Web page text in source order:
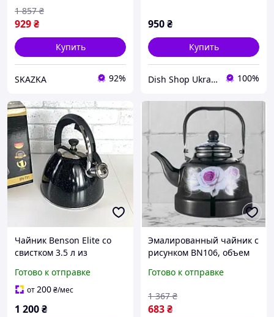
929₴
1 857 ₴
Купить
SKAZKA 92%
950₴
Купить
Dish Shop Ukraine 100%
Чайник Benson Elite со
свистком 3.5 л из
Готово к отправке
от200₴/мес
1 200₴
Эмалированный чайник с
рисунком BN106, объем
видов плит. Код
Готово к отправке
683₴
1 367 ₴